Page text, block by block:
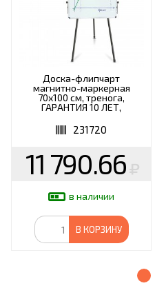
Доска-флипчарт
магнитно-маркерная
70х100 см, тренога,
ГАРАНТИЯ 10 ЛЕТ,
231720
11 790.66
в наличии
В КОРЗИНУ